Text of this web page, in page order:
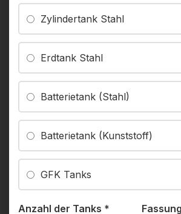
Zylindertank Stahl
Erdtank Stahl
Batterietank (Stahl)
Batterietank (Kunststoff)
GFK Tanks
Anzahl der Tanks *